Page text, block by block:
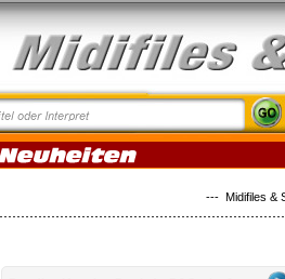
--- Midifiles &